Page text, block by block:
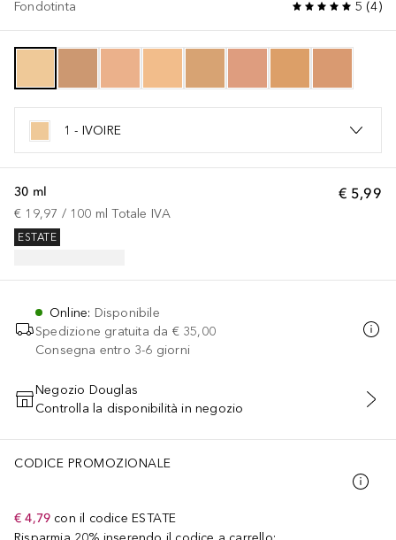
Fondotinta 5 (4)
1 - IVOIRE
€ 5,99
30 ml
€ 19,97 / 100 ml Totale IVA
ESTATE
Online: Disponibile
Spedizione gratuita da € 35,00
Consegna entro 3-6 giorni
AGGIUNGI AL CARRELLO
Negozio Douglas
Controlla la disponibilità in negozio
CODICE PROMOZIONALE
€ 4,79 con il codice ESTATE